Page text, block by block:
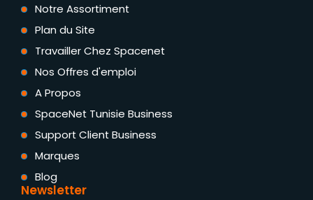
Notre Assortiment
Plan du Site
Travailler Chez Spacenet
Nos Offres d'emploi
A Propos
SpaceNet Tunisie Business
Support Client Business
Marques
Blog
Newsletter